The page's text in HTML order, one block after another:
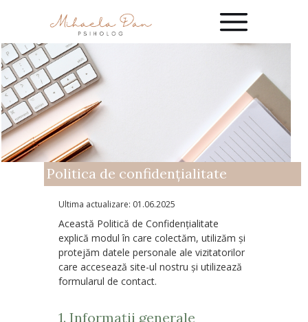
Politica de confidențialitate
Ultima actualizare: 01.06.2025
Această Politică de Confidențialitate
explică modul în care colectăm, utilizăm și
protejăm datele personale ale vizitatorilor
care accesează site-ul nostru și utilizează
formularul de contact.
1. Informații generale